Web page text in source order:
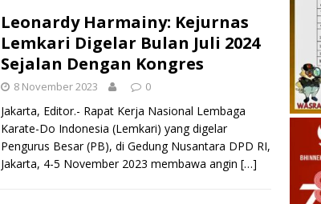
Leonardy Harmainy: Kejurnas
Lemkari Digelar Bulan Juli 2024
Sejalan Dengan Kongres
8 November 2023 0
Jakarta, Editor.- Rapat Kerja Nasional Lembaga
Karate-Do Indonesia (Lemkari) yang digelar
Pengurus Besar (PB), di Gedung Nusantara DPD RI,
Jakarta, 4-5 November 2023 membawa angin […]